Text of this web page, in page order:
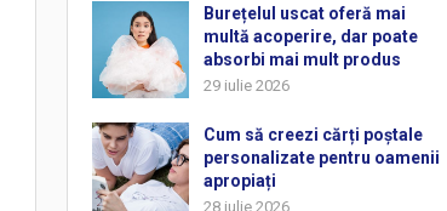
Burețelul uscat oferă mai
multă acoperire, dar poate
absorbi mai mult produs
29 iulie 2026
Cum să creezi cărți poștale
personalizate pentru oamenii
apropiați
28 iulie 2026